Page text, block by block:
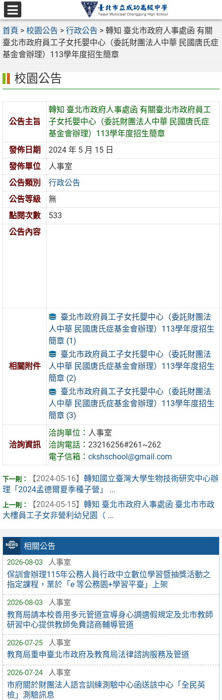
跳
至
主
要
內
選
單
首頁 > 校園公告 > 行政公告 > 轉知 臺北市政府人事處函 有關
臺北市政府員工子女托嬰中心（委託財團法人中華 民國唐氏症
基金會辦理）113學年度招生簡章
相關公告
2026-08-03 人事室
保訓會辦理115年公務人員行政中立數位學習暨抽獎活動之
指定課程，業於「e 等公務園+學習平臺」上架
2026-08-03 人事室
教育局請本校善用多元管道宣導身心調適假規定及北市教師
研習中心提供教師免費諮商輔導管道
2026-07-25 人事室
教育局重申臺北市政府及教育局法律諮詢服務及管道
2026-07-24 人事室
市府關於財團法人語言訓練測驗中心函送該中心「全民英
檢」測驗訊息
校園公告
公告主旨
轉知 臺北市政府人事處函 有關臺北市政府員工
子女托嬰中心（委託財團法人中華 民國唐氏症
基金會辦理）113學年度招生簡章
發佈日期
2024 年 5 月 15 日
發佈單位
人事室
公告類別
行政公告
公告等級
無
點閱次數
533
公告內容
相關附件
臺北市政府員工子女托嬰中心（委託財團法
人中華 民國唐氏症基金會辦理）113學年度招生
簡章 (1)
臺北市政府員工子女托嬰中心（委託財團法
人中華 民國唐氏症基金會辦理）113學年度招生
簡章 (2)
臺北市政府員工子女托嬰中心（委託財團法
人中華 民國唐氏症基金會辦理）113學年度招生
簡章 (3)
洽詢資訊
洽詢單位： 人事室
洽詢電話：23216256#261~262
電子信箱：ckshschool@gmail.com
【2024-05-16】 轉知國立臺灣大學生物技術研究中心辦
理「2024孟德爾夏季種子營」 ...
【2024-05-15】 轉知 臺北市政府人事處函 臺北市市政
大樓員工子女非營利幼兒園（ ...